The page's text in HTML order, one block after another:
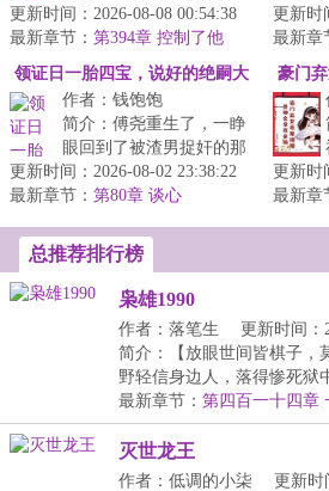
人暗算，死的死，残的
残，直到有一天，收养了
小岁安进府。...
更新时间：2026-08-08 00:54:38
最新章节： 第394章 控制了他
更新时
最新章
场的闲
领证日一胎四宝，说好的绝嗣大
佬呢？
作者：钱饱饱
简介：傅尧重生了，一睁
眼回到了被渣男捉奸的那
张床上。&lt;br/&gt;上辈
子她满心欢喜上京领证，
更新时间：2026-08-02 23:38:22
最新章节： 第80章 谈心
豪门
更新时
最新章
总推荐排行榜
枭雄1990
作者：落笔生
更新时间：
简介：【放眼世间皆棋子，
野轻信身边人，落得惨死狱
的...
最新章节： 第四百一十四章
灭世龙王
作者：低调的小柒
更新时